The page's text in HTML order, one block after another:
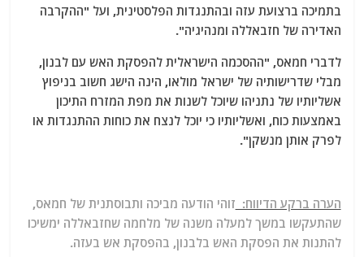
בתמיכה ברצועת עזה ובהתנגדות הפלסטינית, ועל "ההקרבה
האדירה של חזבאללה ומנהיגיה".
לדברי חמאס, "ההסכמה הישראלית להפסקת האש עם לבנון,
מבלי שדרישותיה של ישראל מולאו, הינה הישג חשוב בניפוץ
אשליותיו של נתניהו שיוכל לשנות את מפת המזרח התיכון
באמצעות כוח, ואשליותיו כי יוכל לנצח את כוחות ההתנגדות או
לפרק אותן מנשקן".
הערה ברקע הדיווח: זוהי הודעה מביכה ותבוסתנית של חמאס,
שהתעקשו במשך למעלה משנה של מלחמה שחזבאללה ימשיכו
להתנות את הפסקת האש בלבנון, בהפסקת אש בעזה.